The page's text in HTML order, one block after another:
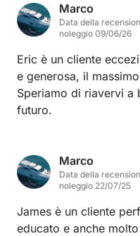
Marco
Data della
noleggio 09/06/26
Eric è un cliente
e generosa, il
Speriamo di riavervi
futuro.
Marco
Data della
noleggio 22/07/25
James è un cliente
educato e anche